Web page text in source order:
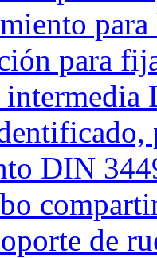
para
intermedia
DIN
de